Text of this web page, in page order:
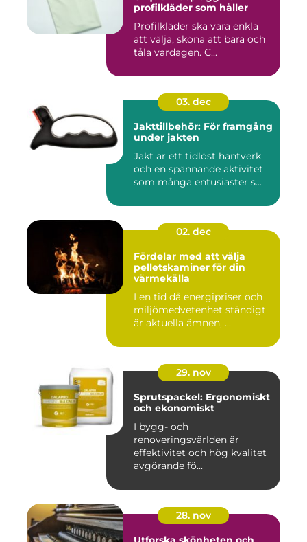
profilkläder som håller
Profilkläder ska vara enkla
att välja, sköna att bära och
tåla vardagen. C...
03. dec
Jakttillbehör: För framgång
under jakten
Jakt är ett tidlöst hantverk
och en spännande aktivitet
som många entusiaster s...
02. dec
Fördelar med att välja
pelletskaminer för din
värmekälla
I en tid då energipriser och
miljömedvetenhet ständigt
är aktuella ämnen, ...
29. nov
Sprutspackel: Ergonomiskt
och ekonomiskt
I bygg- och
renoveringsvärlden är
effektivitet och hög kvalitet
avgörande fö...
28. nov